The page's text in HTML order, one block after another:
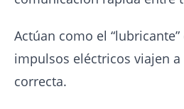
Actúan como el
impulsos eléctricos viajen
correcta.